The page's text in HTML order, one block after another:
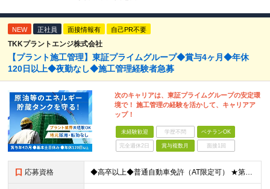
NEW 正社員 面接情報有 自己PR不要
TKKプラントエンジ株式会社
【プラント施工管理】東証プライムグループ◆賞与4ヶ月◆年休
120日以上◆夜勤なし◆施工管理経験者急募
次のキャリアは、東証プライムグループの安定環
境で！ 施工管理の経験を活かして、キャリアア
ップ！
未経験歓迎 学歴不問 ベテランOK
完全週休2日 賞与複数月 面接1回
応募資格 ◆高卒以上◆普通自動車免許（AT限定可） ★第二新卒歓迎 ★プラント業界以外での施工管理経験者歓迎 【こんな方は向いています】 ・施工管理のスキルを活かして働きたい ・安定企業で長く働きたい ・チ